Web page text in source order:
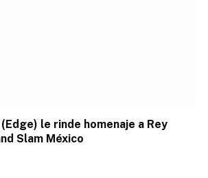
le rinde homenaje a Rey
Slam México